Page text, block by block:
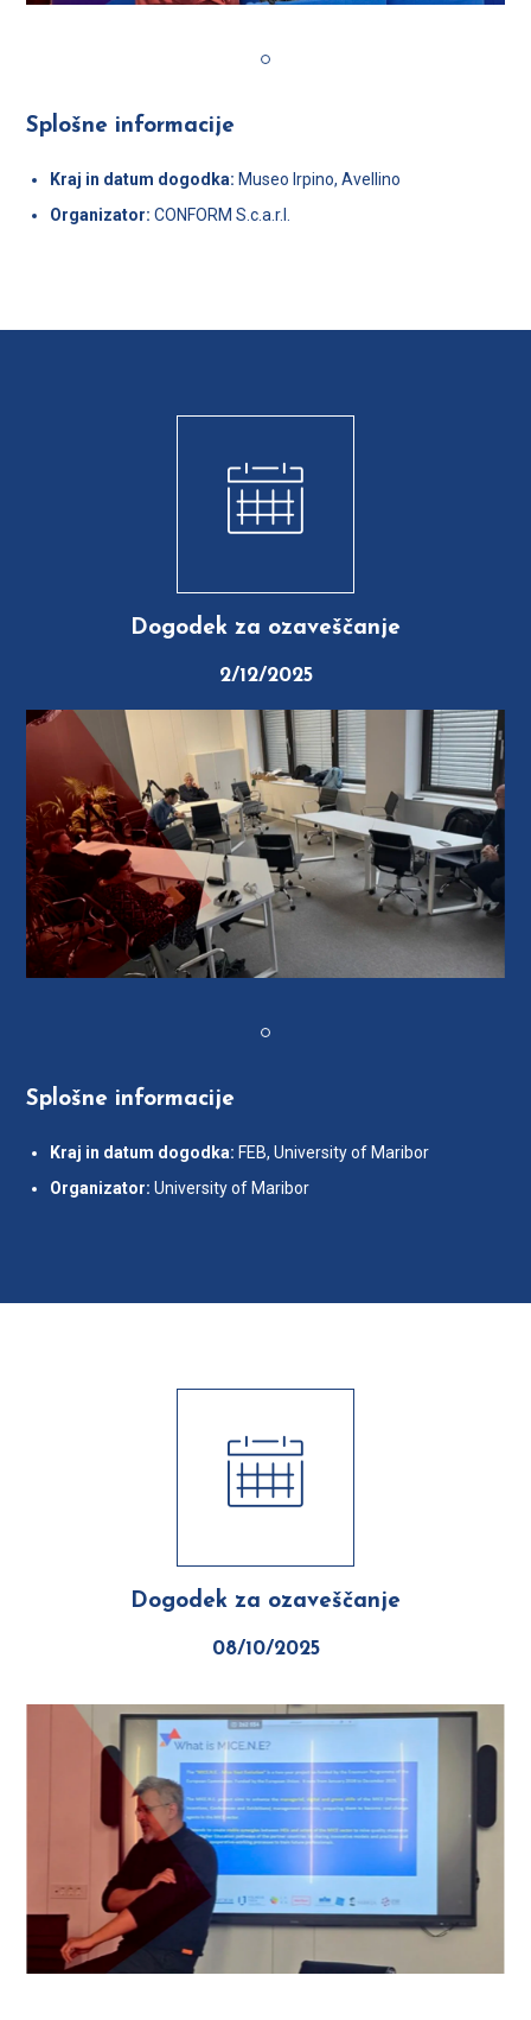
Splošne informacije
Kraj in datum dogodka: Museo Irpino, Avellino
Organizator: CONFORM S.c.a.r.l.
Dogodek za ozaveščanje
2/12/2025
Previous
Splošne informacije
Kraj in datum dogodka: FEB, University of Maribor
Organizator: University of Maribor
Dogodek za ozaveščanje
08/10/2025
Previous